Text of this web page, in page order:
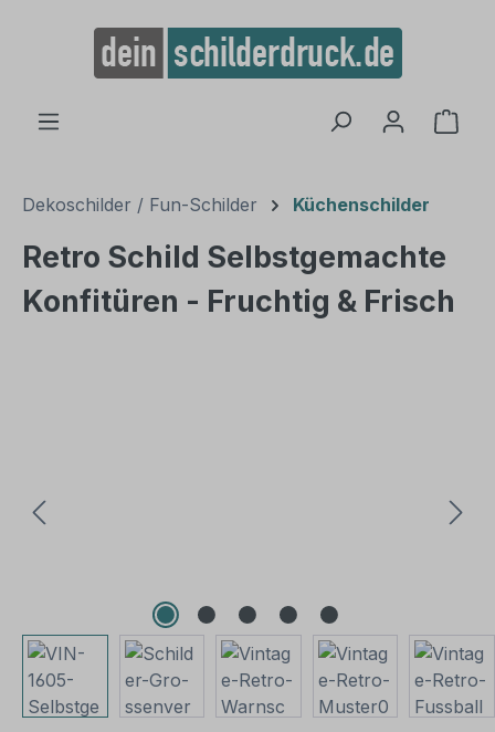
springen
Dekoschilder / Fun-Schilder Küchenschilder
Retro Schild Selbstgemachte
Konfitüren - Fruchtig & Frisch